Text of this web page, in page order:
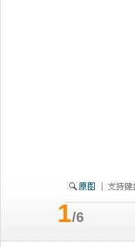
1/6